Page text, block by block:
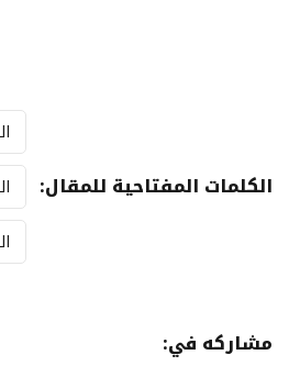
الكلمات المفتاحية للمقال:
مشاركه في: